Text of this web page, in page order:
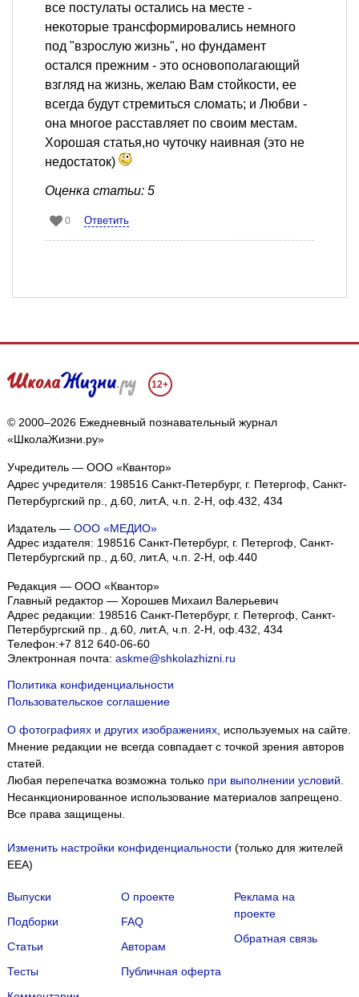
все постулаты остались на месте -
некоторые трансформировались немного
под "взрослую жизнь", но фундамент
остался прежним - это основополагающий
взгляд на жизнь, желаю Вам стойкости, ее
всегда будут стремиться сломать; и Любви -
она многое расставляет по своим местам.
Хорошая статья,но чуточку наивная (это не
недостаток)
Оценка статьи: 5
0 Ответить
12+
© 2000–2026 Ежедневный познавательный журнал
«ШколаЖизни.ру»
Учредитель — ООО «Квантор»
Адрес учредителя: 198516 Санкт-Петербург, г. Петергоф, Санкт-
Петербургский пр., д.60, лит.А, ч.п. 2-Н, оф.432, 434
Издатель — ООО «МЕДИО»
Адрес издателя: 198516 Санкт-Петербург, г. Петергоф, Санкт-
Петербургский пр., д.60, лит.А, ч.п. 2-Н, оф.440
Редакция — ООО «Квантор»
Главный редактор — Хорошев Михаил Валерьевич
Адрес редакции: 198516 Санкт-Петербург, г. Петергоф, Санкт-
Петербургский пр., д.60, лит.А, ч.п. 2-Н, оф.432, 434
Телефон:+7 812 640-06-60
Электронная почта: askme@shkolazhizni.ru
Политика конфиденциальности
Пользовательское соглашение
О фотографиях и других изображениях, используемых на сайте.
Мнение редакции не всегда совпадает с точкой зрения авторов
статей.
Любая перепечатка возможна только при выполнении условий.
Несанкционированное использование материалов запрещено.
Все права защищены.
Изменить настройки конфиденциальности (только для жителей
EEA)
Выпуски
Подборки
Статьи
Тесты
О проекте
FAQ
Авторам
Публичная оферта
Реклама на
проекте
Обратная связь